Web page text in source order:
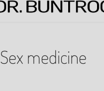
Sex medicine